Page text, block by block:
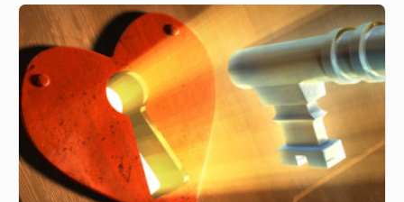
Kasih
yang
Sejati,
Kasih
yang
Sempurna